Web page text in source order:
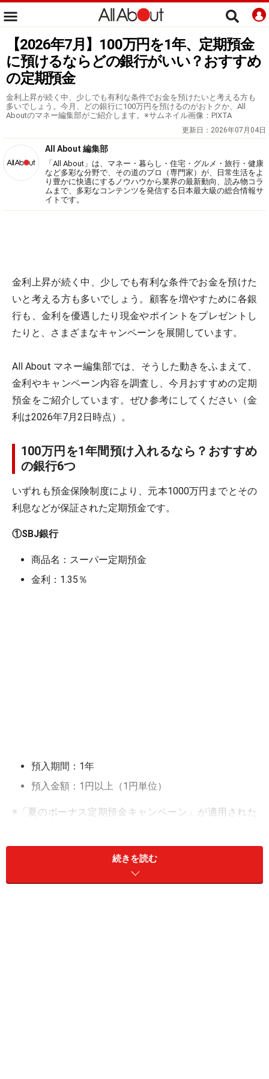
【2026年7月】100万円を1年、定期預金
に預けるならどの銀行がいい？おすすめ
の定期預金
金利上昇が続く中、少しでも有利な条件でお金を預けたいと考える方も
多いでしょう。今月、どの銀行に100万円を預けるのがおトクか、All
Aboutのマネー編集部がご紹介します。※サムネイル画像：PIXTA
更新日： 2026年07月04日
All About 編集部
「All About」は、マネー・暮らし・住宅・グルメ・旅行・健康
など多彩な分野で、その道のプロ（専門家）が、日常生活をよ
り豊かに快適にするノウハウから業界の最新動向、読み物コラ
ムまで、多彩なコンテンツを発信する日本最大級の総合情報サ
イトです。
金利上昇が続く中、少しでも有利な条件でお金を預けた
いと考える方も多いでしょう。顧客を増やすために各銀
行も、金利を優遇したり現金やポイントをプレゼントし
たりと、さまざまなキャンペーンを展開しています。
All About マネー編集部では、そうした動きをふまえて、
金利やキャンペーン内容を調査し、今月おすすめの定期
預金をご紹介しています。ぜひ参考にしてください（金
利は2026年7月2日時点）。
100万円を1年間預け入れるなら？おすすめ
の銀行6つ
いずれも預金保険制度により、元本1000万円までとその
利息などが保証された定期預金です。
①SBJ銀行
商品名：スーパー定期預金
金利：1.35％
預入期間：1年
預入金額：1円以上（1円単位）
※「夏のボーナス定期預金キャンペーン」が適用された
募集総額1500億円に到達した時点で取扱終了（2026年5
月13日に募集開始）。1人当たりの預入上限額なし。
続きを読む